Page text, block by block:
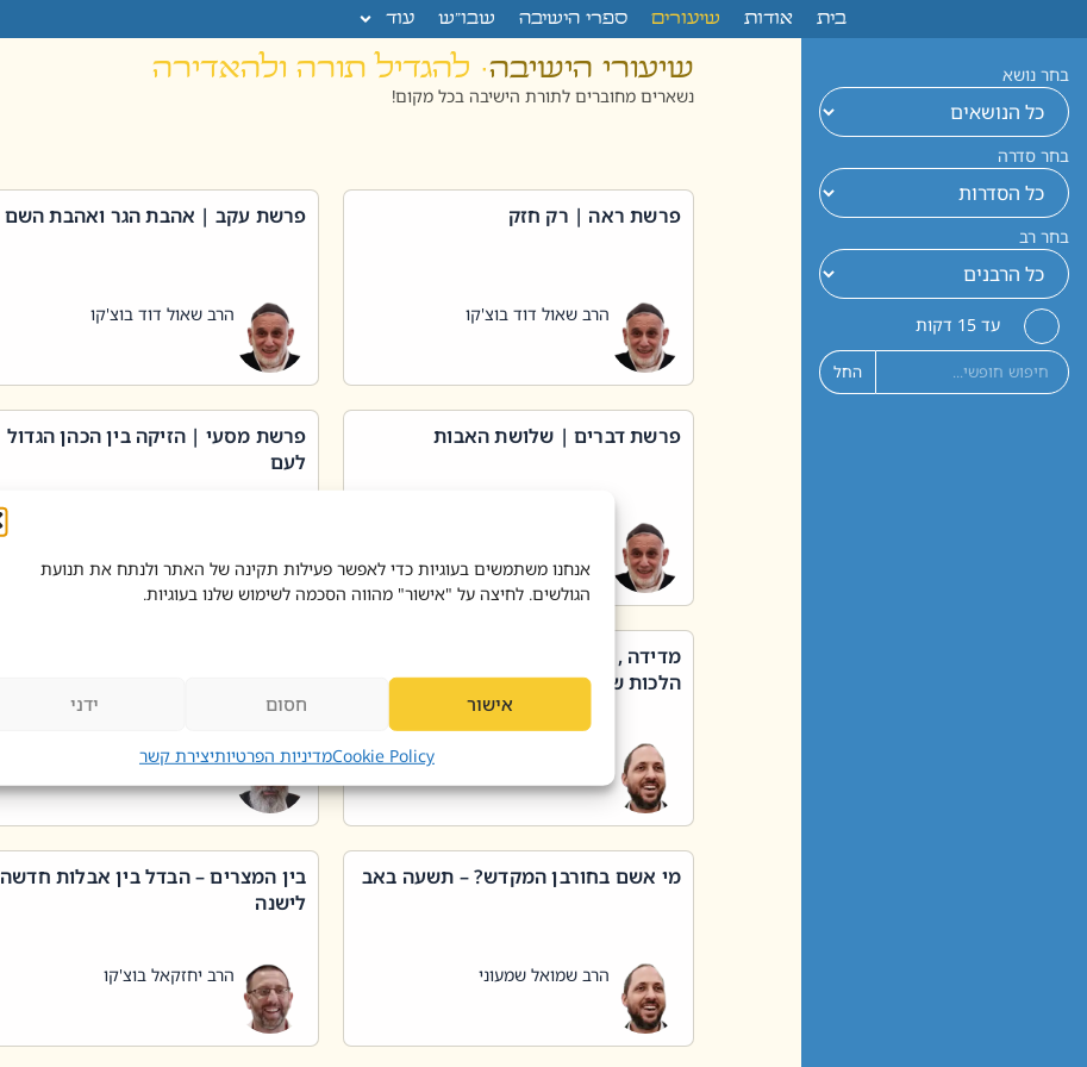
אנחנו משתמשים בעוגיות כדי לאפשר פעילות תקינה של האתר ולנתח את תנועת
הגולשים. לחיצה על "אישור" מהווה הסכמה לשימוש שלנו בעוגיות.
אישור חסום ידני
Cookie Policyמדיניות הפרטיותיצירת קשר
בית אודות שיעורים ספרי הישיבה שבו”ש עוד
בחר נושא
בחר סדרה
בחר רב
עד 15 דקות
החל
שיעורי הישיבה· להגדיל תורה ולהאדירה
נשארים מחוברים לתורת הישיבה בכל מקום!
פרשת ראה | רק חזק
הרב שאול דוד בוצ'קו
פרשת עקב | אהבת הגר ואהבת השם
הרב שאול דוד בוצ'קו
פרשת דברים | שלושת האבות
פרשת מסעי | הזיקה בין הכהן הגדול
לעם
מדידה , קניה , שטיפת כלים בשבת –
הלכות שבת – סימן שכג
הרב יאיר בידני
מי אשם בחורבן המקדש? – תשעה באב
הרב שמואל שמעוני
בין המצרים – הבדל בין אבלות חדשה
לישנה
הרב יחזקאל בוצ'קו